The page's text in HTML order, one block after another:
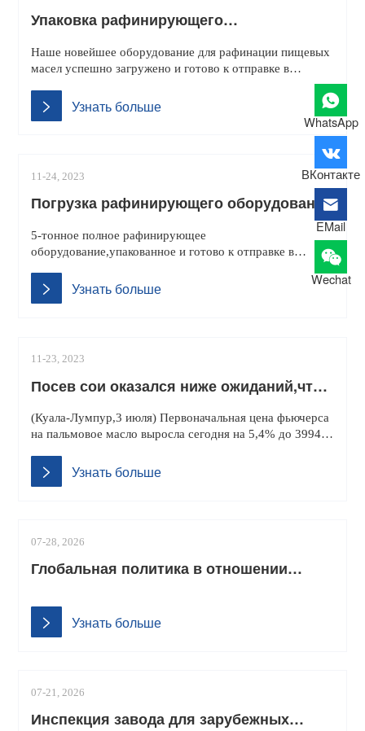
Упаковка рафинирующего
Наше новейшее оборудование для рафинации пищевых
масел успешно загружено и готово к отправке в
Молдову.Это гордое достижение нашей команды,это
оборудование предоставит вам высококачественные
Узнать больше
11-24, 2023
Погрузка рафинирующего оборудования
5-тонное полное рафинирующее
оборудование,упакованное и готово к отправке в
рафинирующего оборудования,но и резервуар для
хранения рафинированного масла.
Узнать больше
11-23, 2023
Посев сои оказался ниже ожиданий,что
масло
(Куала-Лумпур,3 июля) Первоначальная цена фьючерса
на пальмовое масло выросла сегодня на 5,4% до 3994
высокого уровня с 15 марта.
Узнать больше
07-28, 2026
Глобальная политика в отношении
рост спроса на пальмовое масло
становится необратимым.
Узнать больше
07-21, 2026
Инспекция завода для зарубежных
WhatsApp
ВКонтакте
EMail
Wechat